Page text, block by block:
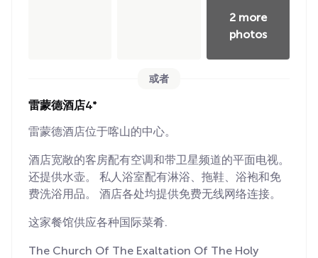
2 more
photos
或者
雷蒙德酒店4*
雷蒙德酒店位于喀山的中心。
酒店宽敞的客房配有空调和带卫星频道的平面电视。
还提供水壶。 私人浴室配有淋浴、拖鞋、浴袍和免
费洗浴用品。 酒店各处均提供免费无线网络连接。
这家餐馆供应各种国际菜肴.
The Church Of The Exaltation Of The Holy